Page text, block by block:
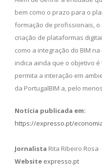
bem como o prazo para o
formação de profissionais, o
criação de plataformas
como a integração do BIM
indica ainda que o objetivo
permita a interação em
da PortugalBIM a, pelo
Notícia publicada em:
https://expresso.pt/
Jornalista Rita Ribeiro Rosa
Website expresso.pt